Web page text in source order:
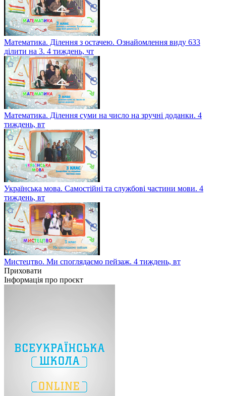
Математика. Ділення з остачею. Ознайомлення виду 633
ділити на 3. 4 тиждень, чт
Математика. Ділення суми на число на зручні доданки. 4
тиждень, вт
Українська мова. Самостійні та службові частини мови. 4
тиждень, вт
Мистецтво. Ми споглядаємо пейзаж. 4 тиждень, вт
Приховати
Інформація про проєкт